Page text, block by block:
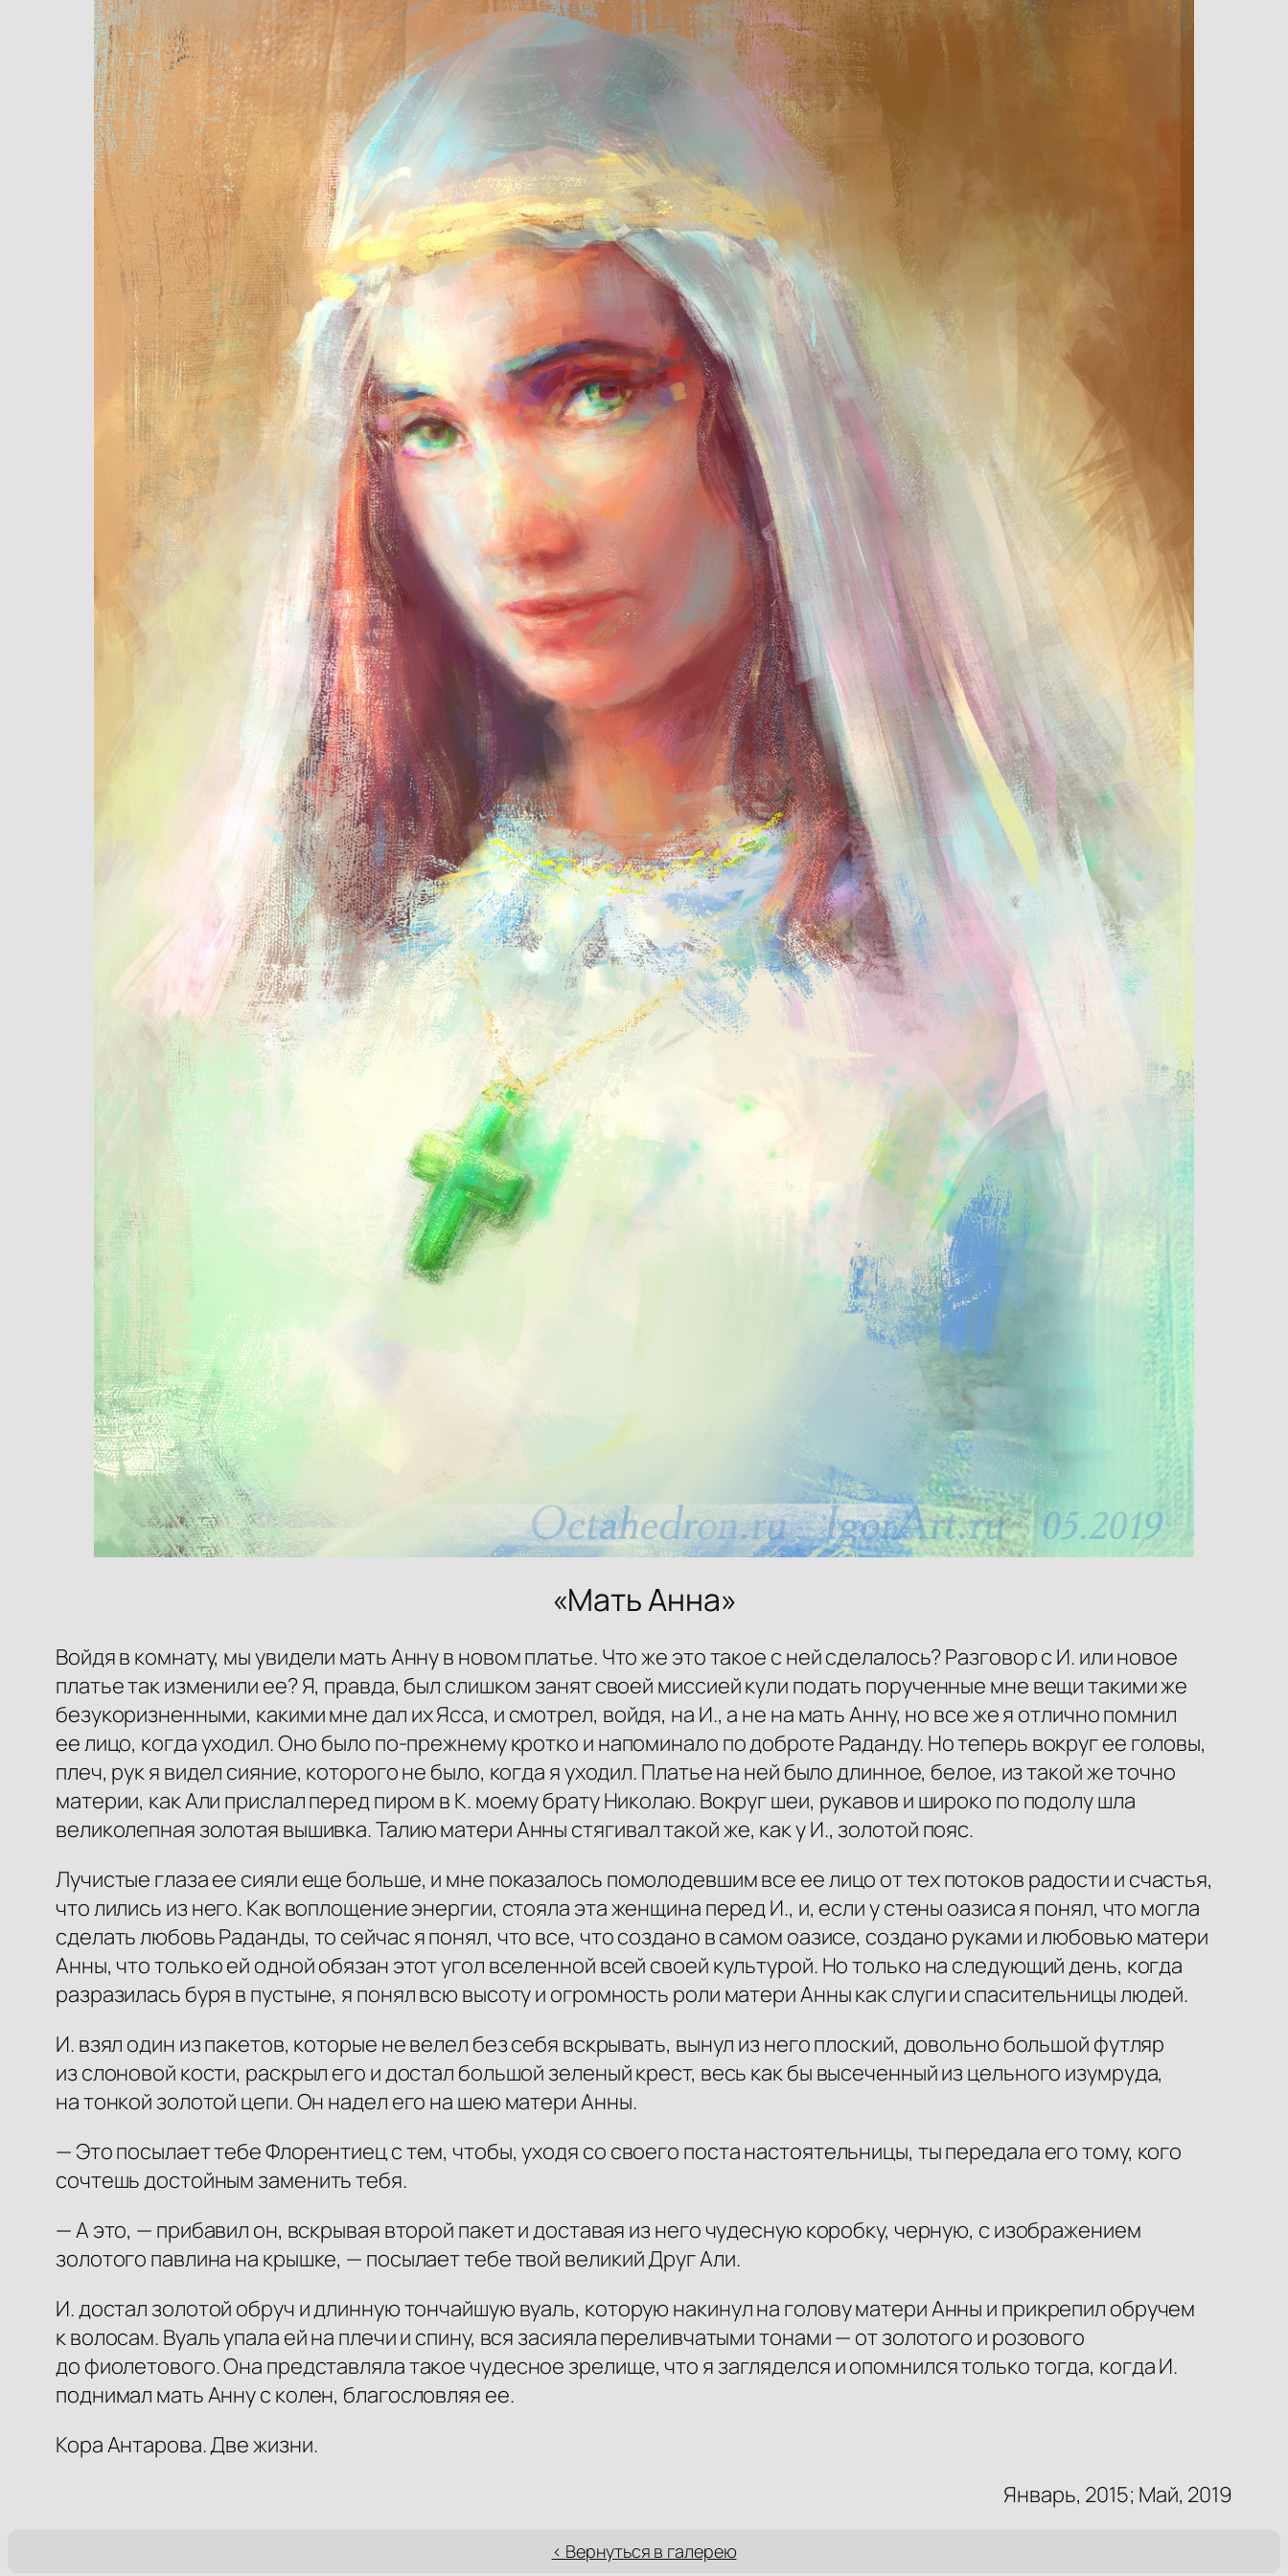
«Мать Анна»
Войдя в комнату, мы увидели мать Анну в новом платье. Что же это такое с ней сделалось? Разговор с И. или новое
платье так изменили ее? Я, правда, был слишком занят своей миссией кули подать порученные мне вещи такими же
безукоризненными, какими мне дал их Ясса, и смотрел, войдя, на И., а не на мать Анну, но все же я отлично помнил
ее лицо, когда уходил. Оно было по-прежнему кротко и напоминало по доброте Раданду. Но теперь вокруг ее головы,
плеч, рук я видел сияние, которого не было, когда я уходил. Платье на ней было длинное, белое, из такой же точно
материи, как Али прислал перед пиром в К. моему брату Николаю. Вокруг шеи, рукавов и широко по подолу шла
великолепная золотая вышивка. Талию матери Анны стягивал такой же, как у И., золотой пояс.
Лучистые глаза ее сияли еще больше, и мне показалось помолодевшим все ее лицо от тех потоков радости и счастья,
что лились из него. Как воплощение энергии, стояла эта женщина перед И., и, если у стены оазиса я понял, что могла
сделать любовь Раданды, то сейчас я понял, что все, что создано в самом оазисе, создано руками и любовью матери
Анны, что только ей одной обязан этот угол вселенной всей своей культурой. Но только на следующий день, когда
разразилась буря в пустыне, я понял всю высоту и огромность роли матери Анны как слуги и спасительницы людей.
И. взял один из пакетов, которые не велел без себя вскрывать, вынул из него плоский, довольно большой футляр
из слоновой кости, раскрыл его и достал большой зеленый крест, весь как бы высеченный из цельного изумруда,
на тонкой золотой цепи. Он надел его на шею матери Анны.
— Это посылает тебе Флорентиец с тем, чтобы, уходя со своего поста настоятельницы, ты передала его тому, кого
сочтешь достойным заменить тебя.
— А это, — прибавил он, вскрывая второй пакет и доставая из него чудесную коробку, черную, с изображением
золотого павлина на крышке, — посылает тебе твой великий Друг Али.
И. достал золотой обруч и длинную тончайшую вуаль, которую накинул на голову матери Анны и прикрепил обручем
к волосам. Вуаль упала ей на плечи и спину, вся засияла переливчатыми тонами — от золотого и розового
до фиолетового. Она представляла такое чудесное зрелище, что я загляделся и опомнился только тогда, когда И.
поднимал мать Анну с колен, благословляя ее.
Кора Антарова. Две жизни.
Январь, 2015; Май, 2019
< Вернуться в галерею